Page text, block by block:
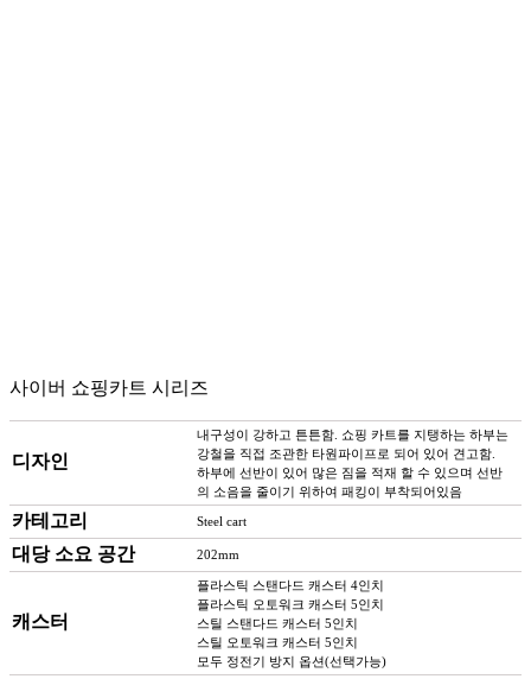
사이버 쇼핑카트 시리즈
디자인
내구성이 강하고 튼튼함. 쇼핑 카트를 지탱하는 하부는
강철을 직접 조관한 타원파이프로 되어 있어 견고함.
하부에 선반이 있어 많은 짐을 적재 할 수 있으며 선반
의 소음을 줄이기 위하여 패킹이 부착되어있음
카테고리 Steel cart
대당 소요 공간 202mm
캐스터
플라스틱 스탠다드 캐스터 4인치
플라스틱 오토워크 캐스터 5인치
스틸 스탠다드 캐스터 5인치
스틸 오토워크 캐스터 5인치
모두 정전기 방지 옵션(선택가능)